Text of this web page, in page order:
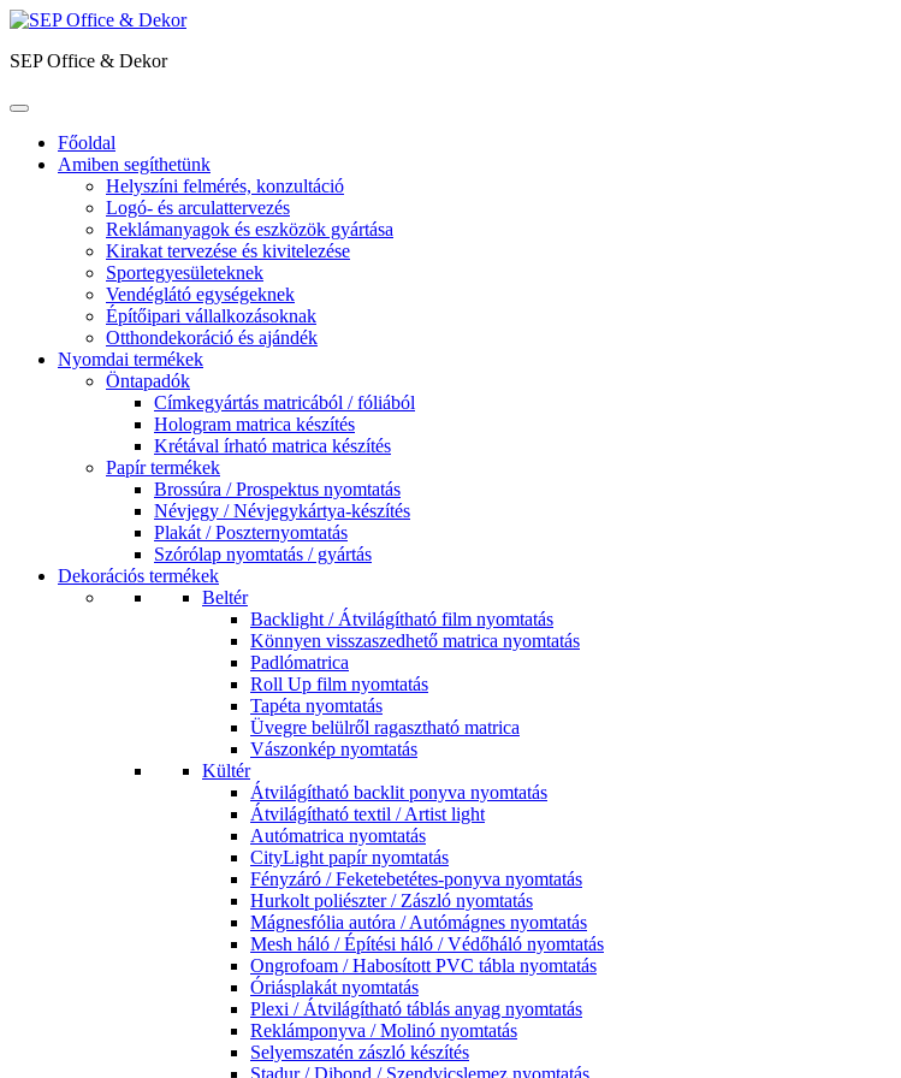
SEP Office & Dekor
Főoldal
Amiben segíthetünk
Helyszíni felmérés, konzultáció
Logó- és arculattervezés
Reklámanyagok és eszközök gyártása
Kirakat tervezése és kivitelezése
Sportegyesületeknek
Vendéglátó egységeknek
Építőipari vállalkozásoknak
Otthondekoráció és ajándék
Nyomdai termékek
Öntapadók
Címkegyártás matricából / fóliából
Hologram matrica készítés
Krétával írható matrica készítés
Papír termékek
Brossúra / Prospektus nyomtatás
Névjegy / Névjegykártya-készítés
Plakát / Poszternyomtatás
Szórólap nyomtatás / gyártás
Dekorációs termékek
Beltér
Backlight / Átvilágítható film nyomtatás
Könnyen visszaszedhető matrica nyomtatás
Padlómatrica
Roll Up film nyomtatás
Tapéta nyomtatás
Üvegre belülről ragasztható matrica
Vászonkép nyomtatás
Kültér
Átvilágítható backlit ponyva nyomtatás
Átvilágítható textil / Artist light
Autómatrica nyomtatás
CityLight papír nyomtatás
Fényzáró / Feketebetétes-ponyva nyomtatás
Hurkolt poliészter / Zászló nyomtatás
Mágnesfólia autóra / Autómágnes nyomtatás
Mesh háló / Építési háló / Védőháló nyomtatás
Ongrofoam / Habosított PVC tábla nyomtatás
Óriásplakát nyomtatás
Plexi / Átvilágítható táblás anyag nyomtatás
Reklámponyva / Molinó nyomtatás
Selyemszatén zászló készítés
Stadur / Dibond / Szendvicslemez nyomtatás